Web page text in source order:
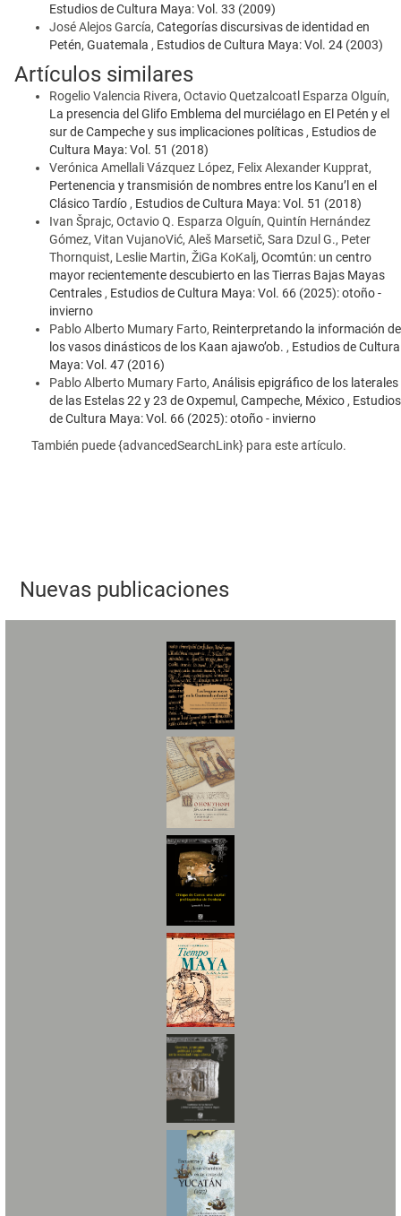
Estudios de Cultura Maya: Vol. 33 (2009)
José Alejos García, Categorías discursivas de identidad en
Petén, Guatemala , Estudios de Cultura Maya: Vol. 24 (2003)
Artículos similares
Rogelio Valencia Rivera, Octavio Quetzalcoatl Esparza Olguín,
La presencia del Glifo Emblema del murciélago en El Petén y el
sur de Campeche y sus implicaciones políticas , Estudios de
Cultura Maya: Vol. 51 (2018)
Verónica Amellali Vázquez López, Felix Alexander Kupprat,
Pertenencia y transmisión de nombres entre los Kanu’l en el
Clásico Tardío , Estudios de Cultura Maya: Vol. 51 (2018)
Ivan Šprajc, Octavio Q. Esparza Olguín, Quintín Hernández
Gómez, Vitan VujanoVić, Aleš Marsetič, Sara Dzul G., Peter
Thornquist, Leslie Martin, ŽiGa KoKalj, Ocomtún: un centro
mayor recientemente descubierto en las Tierras Bajas Mayas
Centrales , Estudios de Cultura Maya: Vol. 66 (2025): otoño -
invierno
Pablo Alberto Mumary Farto, Reinterpretando la información de
los vasos dinásticos de los Kaan ajawo’ob. , Estudios de Cultura
Maya: Vol. 47 (2016)
Pablo Alberto Mumary Farto, Análisis epigráfico de los laterales
de las Estelas 22 y 23 de Oxpemul, Campeche, México , Estudios
de Cultura Maya: Vol. 66 (2025): otoño - invierno
También puede {advancedSearchLink} para este artículo.
Nuevas publicaciones